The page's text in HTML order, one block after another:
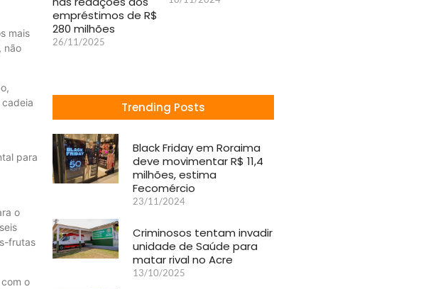
mais
não
para
o
frutas
o
empréstimos de R$
280 milhões
26/11/2025
Trending Posts
Black Friday em Roraima
deve movimentar R$ 11,4
milhões, estima
Fecomércio
23/11/2024
Criminosos tentam invadir
unidade de Saúde para
matar rival no Acre
13/10/2025